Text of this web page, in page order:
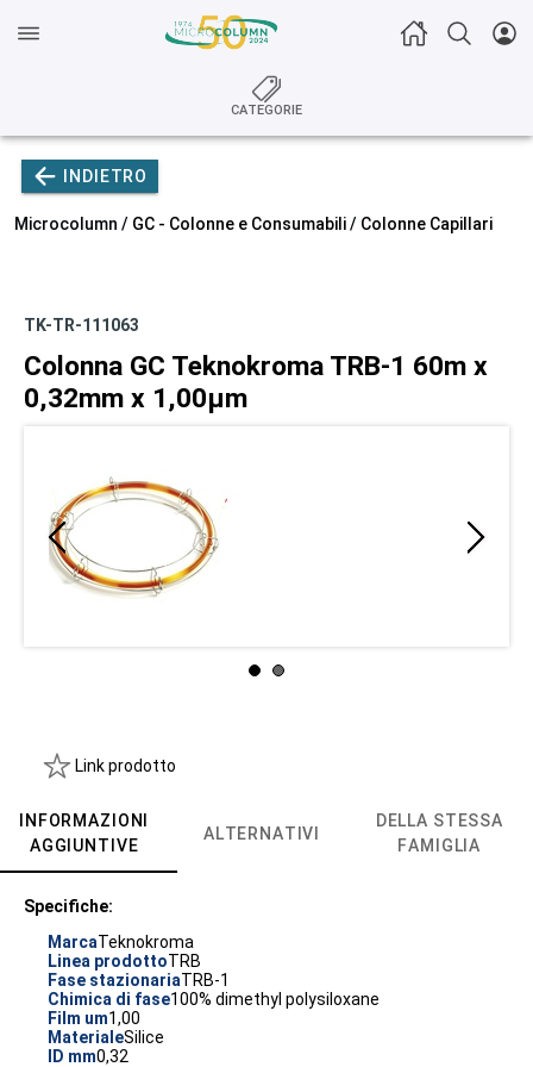
CATEGORIE
INDIETRO
Microcolumn / GC - Colonne e Consumabili/ Colonne Capillari
TK-TR-111063
Colonna GC Teknokroma TRB-1 60m x
0,32mm x 1,00µm
Link prodotto
INFORMAZIONI
AGGIUNTIVE
ALTERNATIVI
DELLA STESSA
FAMIGLIA
Specifiche:
MarcaTeknokroma
Linea prodottoTRB
Fase stazionariaTRB-1
Chimica di fase100% dimethyl polysiloxane
Film um1,00
MaterialeSilice
ID mm0,32